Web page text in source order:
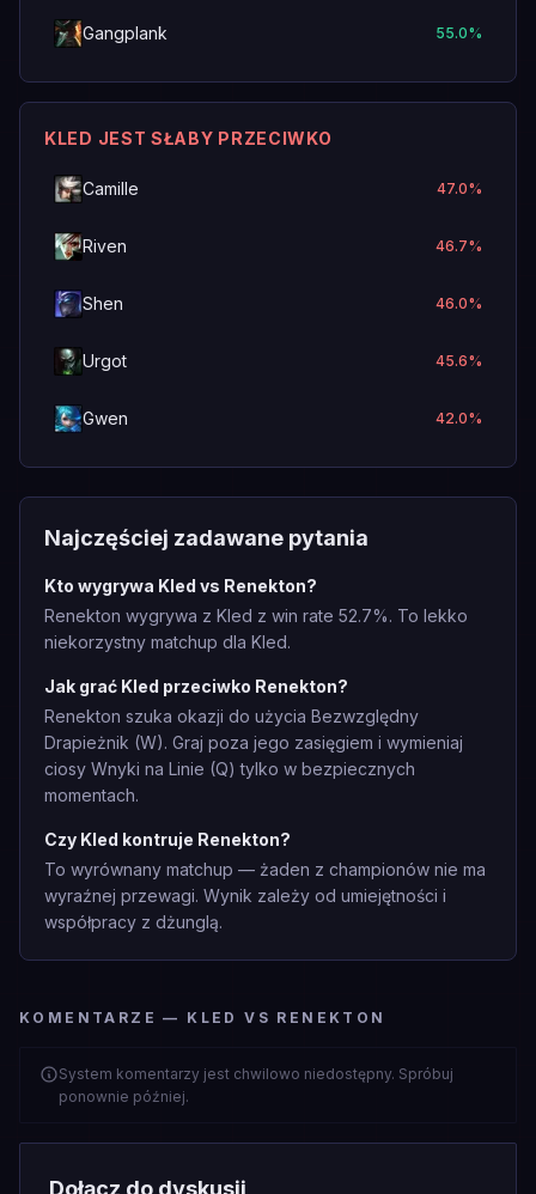
Gangplank 55.0%
KLED JEST SŁABY PRZECIWKO
Camille 47.0%
Riven 46.7%
Shen 46.0%
Urgot 45.6%
Gwen 42.0%
Najczęściej zadawane pytania
Kto wygrywa Kled vs Renekton?
Renekton wygrywa z Kled z win rate 52.7%. To lekko
niekorzystny matchup dla Kled.
Jak grać Kled przeciwko Renekton?
Renekton szuka okazji do użycia Bezwzględny
Drapieżnik (W). Graj poza jego zasięgiem i wymieniaj
ciosy Wnyki na Linie (Q) tylko w bezpiecznych
momentach.
Czy Kled kontruje Renekton?
To wyrównany matchup — żaden z championów nie ma
wyraźnej przewagi. Wynik zależy od umiejętności i
współpracy z dżunglą.
KOMENTARZE — KLED VS RENEKTON
System komentarzy jest chwilowo niedostępny. Spróbuj
ponownie później.
Dołącz do dyskusji